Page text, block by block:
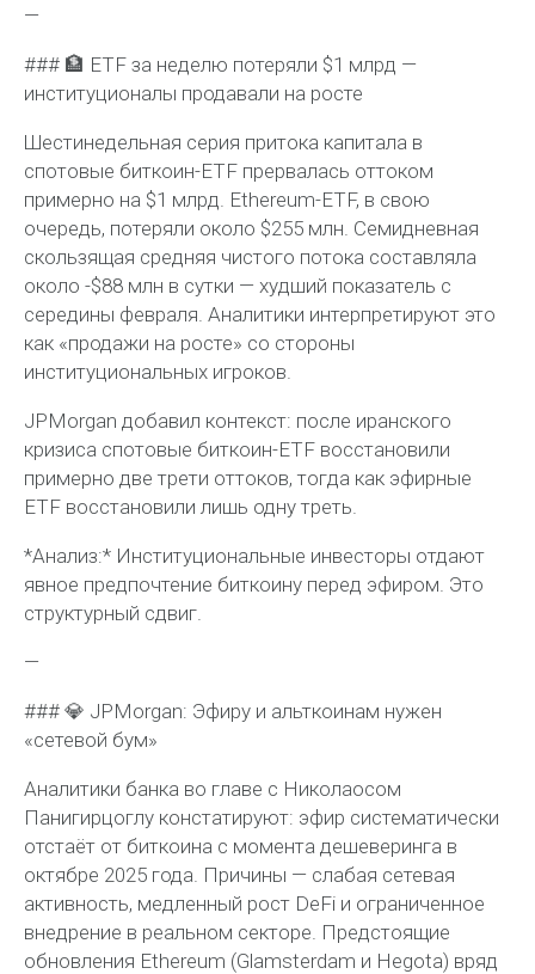
—
### 🏦 ETF за неделю потеряли $1 млрд —
институционалы продавали на росте
Шестинедельная серия притока капитала в
спотовые биткоин-ETF прервалась оттоком
примерно на $1 млрд. Ethereum-ETF, в свою
очередь, потеряли около $255 млн. Семидневная
скользящая средняя чистого потока составляла
около -$88 млн в сутки — худший показатель с
середины февраля. Аналитики интерпретируют это
как «продажи на росте» со стороны
институциональных игроков.
JPMorgan добавил контекст: после иранского
кризиса спотовые биткоин-ETF восстановили
примерно две трети оттоков, тогда как эфирные
ETF восстановили лишь одну треть.
*Анализ:* Институциональные инвесторы отдают
явное предпочтение биткоину перед эфиром. Это
структурный сдвиг.
—
### 💎 JPMorgan: Эфиру и альткоинам нужен
«сетевой бум»
Аналитики банка во главе с Николаосом
Панигирцоглу констатируют: эфир систематически
отстаёт от биткоина с момента дешеверинга в
октябре 2025 года. Причины — слабая сетевая
активность, медленный рост DeFi и ограниченное
внедрение в реальном секторе. Предстоящие
обновления Ethereum (Glamsterdam и Hegota) вряд